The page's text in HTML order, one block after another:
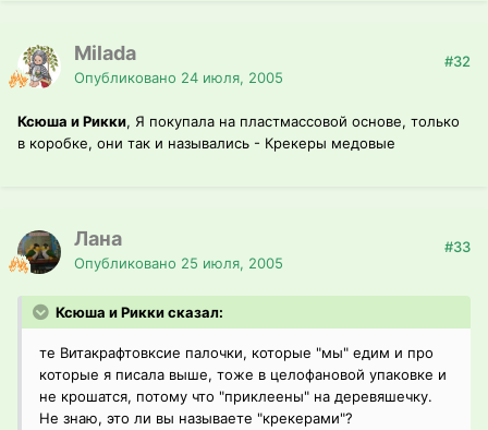
Milada
Опубликовано 24 июля, 2005
#32
Ксюша и Рикки, Я покупала на пластмассовой основе, только
в коробке, они так и назывались - Крекеры медовые
Лана
Опубликовано 25 июля, 2005
#33
Ксюша и Рикки сказал:
те Витакрафтовксие палочки, которые "мы" едим и про
которые я писала выше, тоже в целофановой упаковке и
не крошатся, потому что "приклеены" на деревяшечку.
Не знаю, это ли вы называете "крекерами"?